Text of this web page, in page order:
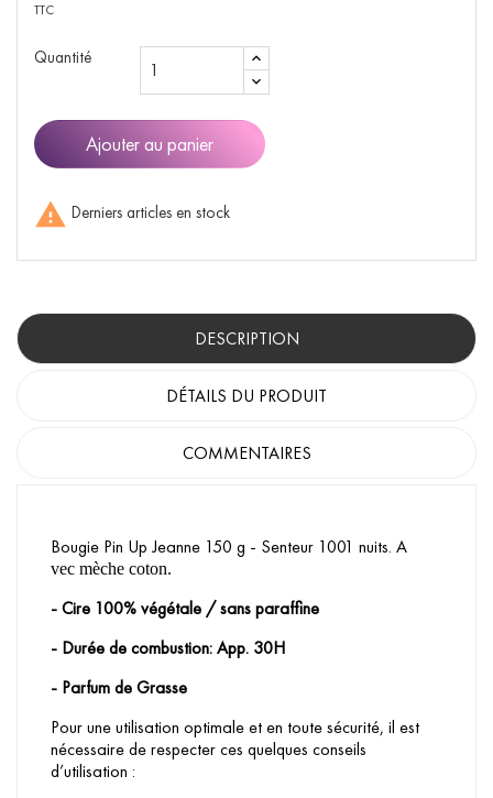
TTC
Quantité
Ajouter au panier
 Derniers articles en stock
DESCRIPTION
DÉTAILS DU PRODUIT
COMMENTAIRES
Bougie Pin Up Jeanne 150 g - Senteur 1001 nuits. A
vec mèche coton.
- Cire 100% végétale / sans paraffine
- Durée de combustion: App. 30H
- Parfum de Grasse
Pour une utilisation optimale et en toute sécurité, il est
nécessaire de respecter ces quelques conseils
d’utilisation :